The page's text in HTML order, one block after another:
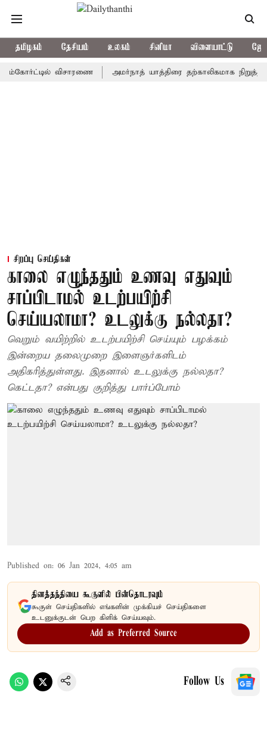
தமிழகம் தேசியம் உலகம் சினிமா விளையாட்டு
விசாரணை அமர்நாத் யாத்திரை தற்காலிகமாக நிறுத்தம்
சிறப்பு செய்திகள்
காலை எழுந்ததும் உணவு எதுவும்
சாப்பிடாமல் உடற்பயிற்சி
செய்யலாமா? உடலுக்கு நல்லதா?
வெறும் வயிற்றில் உடற்பயிற்சி செய்யும் பழக்கம்
இன்றைய தலைமுறை இளைஞர்களிடம்
அதிகரித்துள்ளது. இதனால் உடலுக்கு நல்லதா?
கெட்டதா? என்பது குறித்து பார்ப்போம்
Published on: 06 Jan 2024, 4:05 am
தினத்தந்தியை கூகுளில் பின்தொடரவும்
கூகுள் செய்திகளில் எங்களின் முக்கியச் செய்திகளை
உடனுக்குடன் பெற கிளிக் செய்யவும்.
Add as Preferred Source
Follow Us